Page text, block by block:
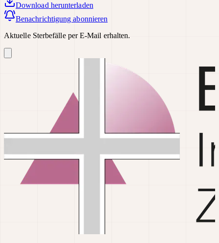
Download herunterladen
Benachrichtigung abonnieren
Aktuelle Sterbefälle per E-Mail erhalten.